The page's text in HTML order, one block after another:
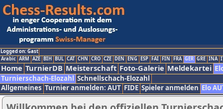
Logged on: Gast
Arabic ARM AZE BIH BUL CAT CHN CRO CZE DEN ENG ESP FAI FIN FRA GER GRE INA
Home TurnierDB Meisterschaft Foto-Galerie Meldekartei
Turnierschach-Elozahl Schnellschach-Elozahl
Allgemeines Turnier anmelden: AUT FIDE Spieler anmelden Elo